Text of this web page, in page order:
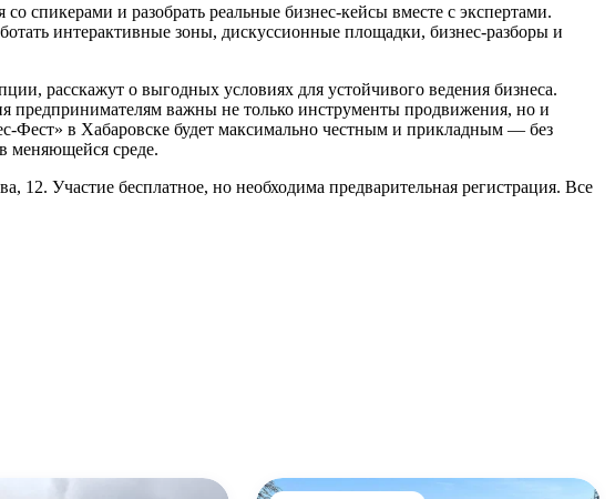
спикерами и разобрать реальные бизнес-кейсы вместе с экспертами.
интерактивные зоны, дискуссионные площадки, бизнес-разборы и
расскажут о выгодных условиях для устойчивого ведения бизнеса.
предпринимателям важны не только инструменты продвижения, но и
Фест» в Хабаровске будет максимально честным и прикладным — без
меняющейся среде.
Участие бесплатное, но необходима предварительная регистрация. Все